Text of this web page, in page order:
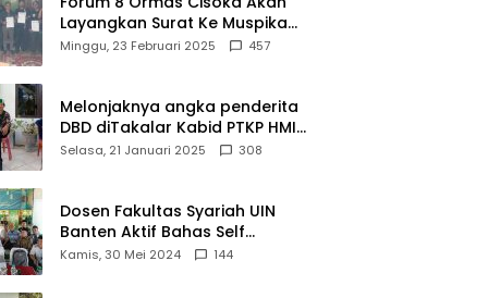
Layangkan Surat Ke Muspika
Atas Adanya Kantor Matel di
Minggu, 23 Februari 2025 457
Melonjaknya angka penderita
DBD diTakalar Kabid PTKP HMI
Cab.Takalar angkat bicara
Selasa, 21 Januari 2025 308
Dosen Fakultas Syariah UIN
Banten Aktif Bahas Self
Declare Halal dalam Forum
Kamis, 30 Mei 2024 144